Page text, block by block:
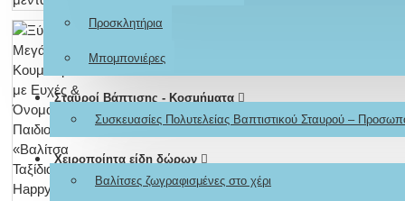
Προσκλητήρια
Μπομπονιέρες
Σταυροί Βάπτισης - Κοσμήματα
Συσκευασίες Πολυτελείας Βαπτιστικού Σταυρού –
Χειροποίητα είδη δώρων
Βαλίτσες ζωγραφισμένες στο χέρι